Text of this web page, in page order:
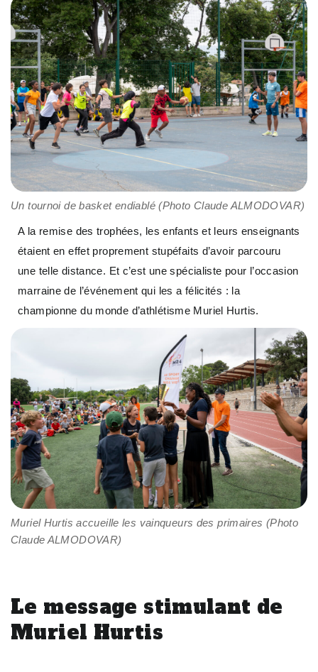
Un tournoi de basket endiablé (Photo Claude ALMODOVAR)
A la remise des trophées, les enfants et leurs enseignants
étaient en effet proprement stupéfaits d’avoir parcouru
une telle distance. Et c’est une spécialiste pour l’occasion
marraine de l’événement qui les a félicités : la
championne du monde d’athlétisme Muriel Hurtis.
Muriel Hurtis accueille les vainqueurs des primaires (Photo
Claude ALMODOVAR)
Le message stimulant de
Muriel Hurtis